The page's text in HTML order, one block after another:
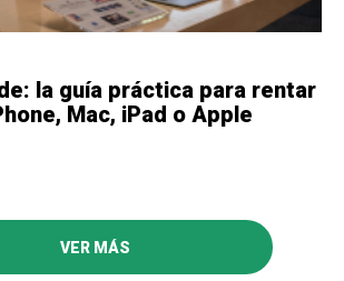
la guía práctica para rentar
Mac, iPad o Apple
VER MÁS